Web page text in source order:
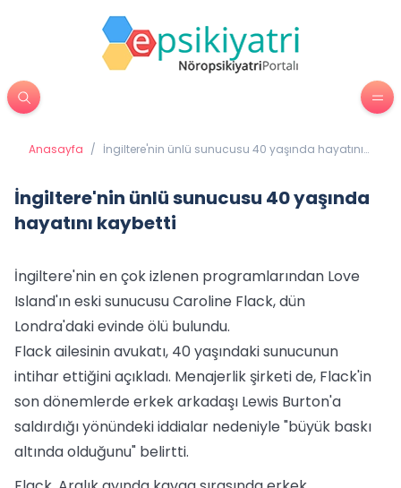
Anasayfa / İngiltere'nin ünlü sunucusu 40 yaşında hayatını
İngiltere'nin ünlü sunucusu 40 yaşında
hayatını kaybetti
İngiltere'nin en çok izlenen programlarından Love
Island'ın eski sunucusu Caroline Flack, dün
Londra'daki evinde ölü bulundu.
Flack ailesinin avukatı, 40 yaşındaki sunucunun
intihar ettiğini açıkladı. Menajerlik şirketi de, Flack'in
son dönemlerde erkek arkadaşı Lewis Burton'a
saldırdığı yönündeki iddialar nedeniyle "büyük baskı
altında olduğunu" belirtti.